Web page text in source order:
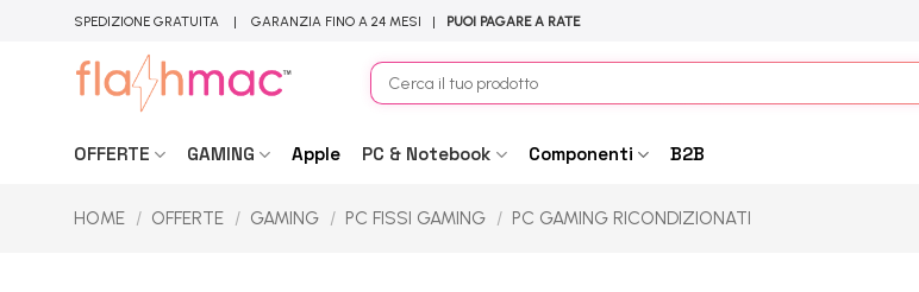
SPEDIZIONE GRATUITA | GARANZIA FINO A 24 MESI | PUOI PAGARE A RATE
Cerca:
OFFERTE GAMING Apple PC & Notebook Componenti B2B
HOME / OFFERTE / GAMING / PC FISSI GAMING / PC GAMING RICONDIZIONATI